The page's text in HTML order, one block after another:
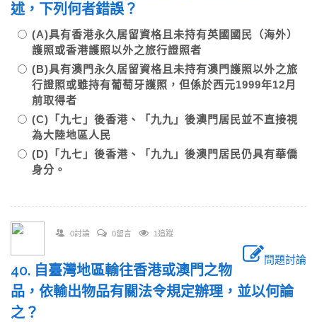
述，下列何者錯誤？
(A)具有香港永久居留資格且未持有英國國民（海外）
護照或香港護照以外之旅行證照者
(B)具有澳門永久居留資格且未持有澳門護照以外之旅
行證照或雖持有葡萄牙護照，但係於西元1999年12月
前取得者
(C)「九七」後香港、「九九」後澳門居民並不直接視
為大陸地區人民
(D)「九七」後香港、「九九」後澳門居民仍具有華僑
身分。
0討論 0留言 1追蹤
問題討論
40. 自臺灣地區輸往香港或澳門之物
品，依輸出物品有關法令規定辦理，並以何論
之？